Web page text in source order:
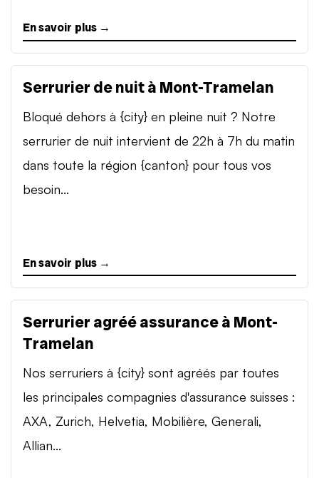
En savoir plus →
Serrurier de nuit à Mont-Tramelan
Bloqué dehors à {city} en pleine nuit ? Notre
serrurier de nuit intervient de 22h à 7h du matin
dans toute la région {canton} pour tous vos
besoin...
En savoir plus →
Serrurier agréé assurance à Mont-
Tramelan
Nos serruriers à {city} sont agréés par toutes
les principales compagnies d'assurance suisses :
AXA, Zurich, Helvetia, Mobilière, Generali,
Allian...